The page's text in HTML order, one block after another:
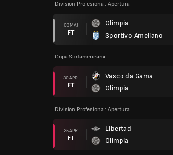
Division Profesional: Apertura
03 MAJ
FT
Olimpia
Sportivo Ameliano
Copa Sudamericana
30 APR.
FT
Vasco da Gama
Olimpia
Division Profesional: Apertura
25 APR.
FT
Libertad
Olimpia